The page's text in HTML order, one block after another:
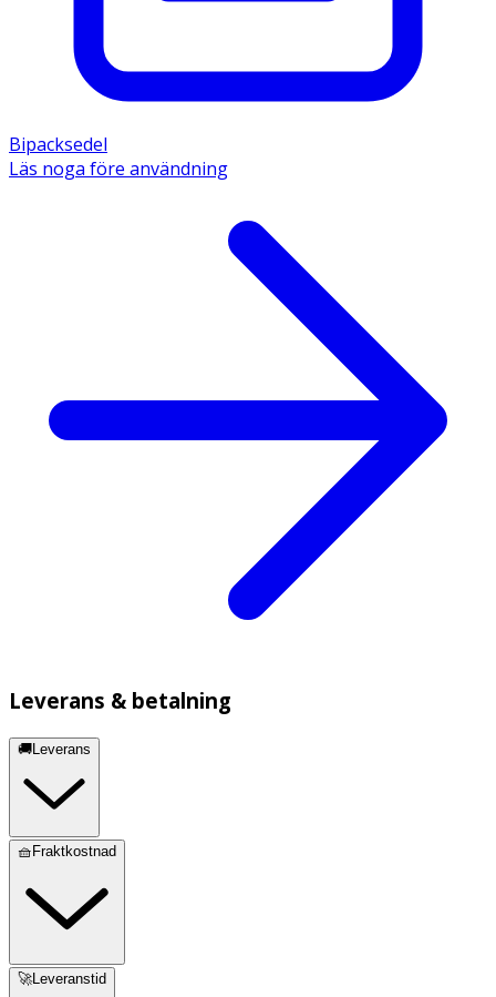
Bipacksedel
Läs noga före användning
Leverans & betalning
🚚Leverans
🧺Fraktkostnad
🚀Leveranstid